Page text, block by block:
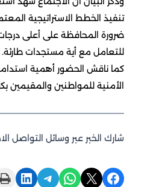
تنفيذ الخطط الاستراتيجية
ضرورة المحافظة على أعلى
للتعامل مع أية مستجدات طارئة.
كما ناقش الحضور أهمية
الأمنية للمواطنين والمقيمين
شارك الخبر عبر وسائل التواصل
Share on Facebook
Share on X
Share on WhatsApp
Share on Telegram
Share on LinkedIn
Print this Page